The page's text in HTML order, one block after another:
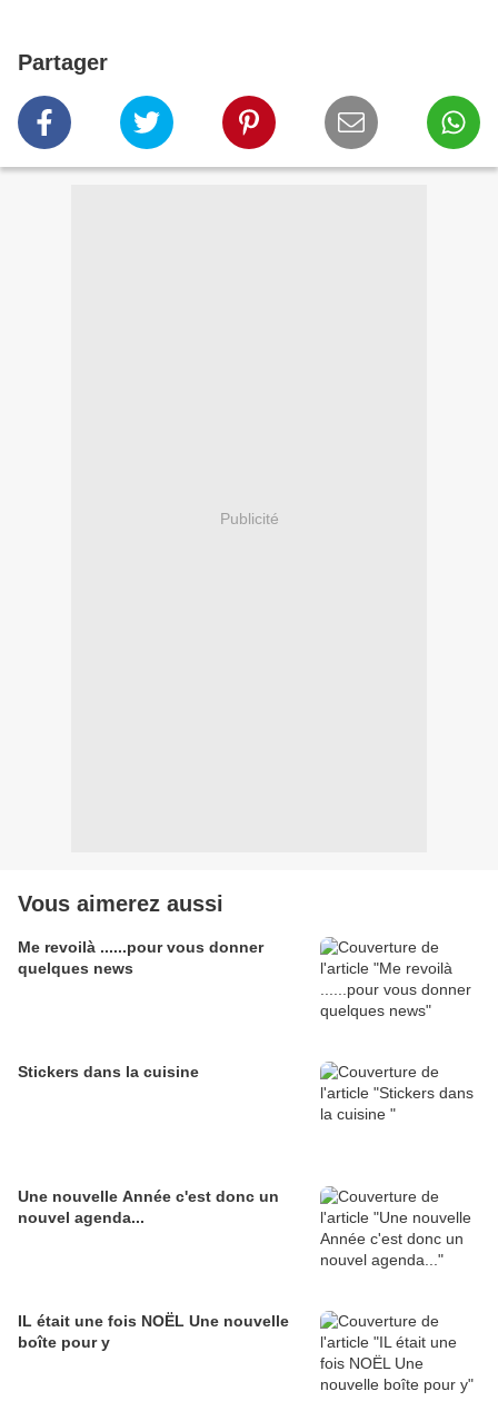
Partager
Publicité
Vous aimerez aussi
Me revoilà ......pour vous donner
quelques news
Stickers dans la cuisine
Une nouvelle Année c'est donc un
nouvel agenda...
IL était une fois NOËL Une nouvelle
boîte pour y